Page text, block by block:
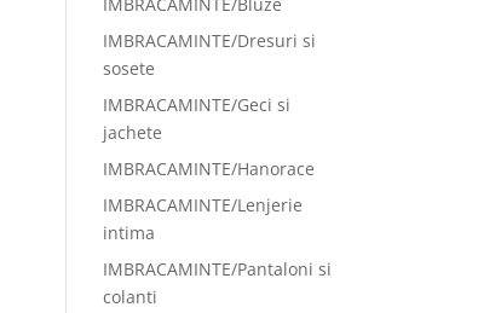
IMBRACAMINTE/Dresuri si
sosete
IMBRACAMINTE/Geci si
jachete
IMBRACAMINTE/Hanorace
IMBRACAMINTE/Lenjerie
intima
IMBRACAMINTE/Pantaloni si
colanti